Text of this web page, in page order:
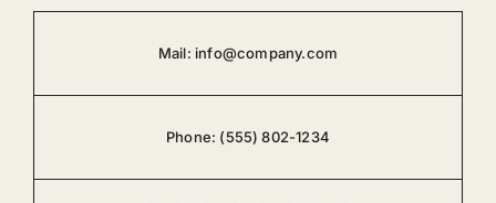
Mail: info@company.com
Phone: (555) 802-1234